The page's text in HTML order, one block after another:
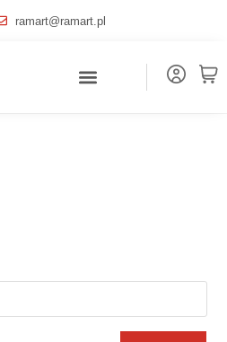
ramart@ramart.pl